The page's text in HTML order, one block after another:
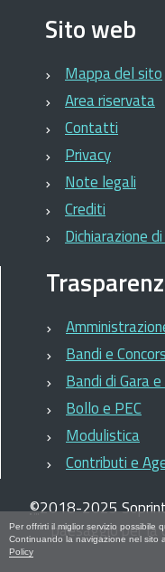
Per offrirti il miglior servizio possibile
Continuando la navigazione nel sito
Policy
Sito web
Mappa del sito
Area riservata
Contatti
Privacy
Note legali
Crediti
Dichiarazione
Bandi e
Bandi di Gara
Bollo e PEC
Modulistica
Contributi e
©2018-2025
paesaggio per